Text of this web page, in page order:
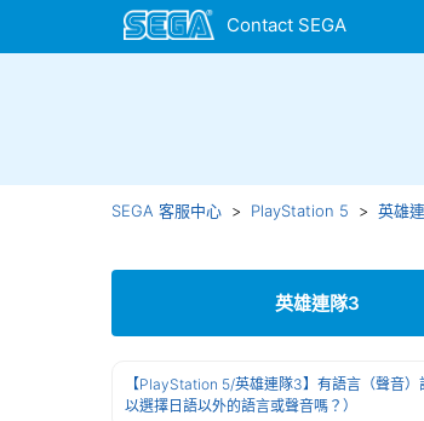
SEGA 客服中心 PlayStation 5 英雄
英雄連隊3
【PlayStation 5/英雄連隊3】有語言（聲音
以選擇日語以外的語言或聲音嗎？）